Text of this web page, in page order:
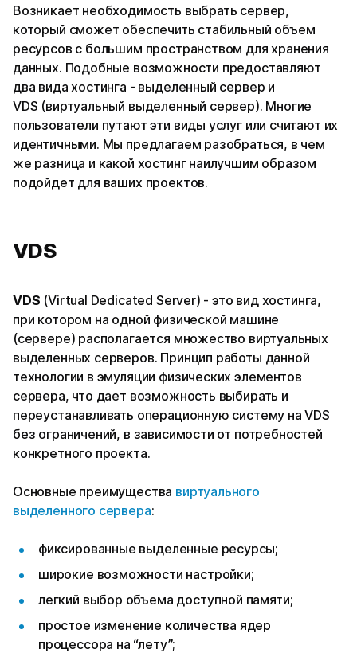
Возникает необходимость выбрать сервер,
который сможет обеспечить стабильный объем
ресурсов с большим пространством для хранения
данных. Подобные возможности предоставляют
два вида хостинга - выделенный сервер и
VDS (виртуальный выделенный сервер). Многие
пользователи путают эти виды услуг или считают их
идентичными. Мы предлагаем разобраться, в чем
же разница и какой хостинг наилучшим образом
подойдет для ваших проектов.
VDS
VDS (Virtual Dedicated Server) - это вид хостинга,
при котором на одной физической машине
(сервере) располагается множество виртуальных
выделенных серверов. Принцип работы данной
технологии в эмуляции физических элементов
сервера, что дает возможность выбирать и
переустанавливать операционную систему на VDS
без ограничений, в зависимости от потребностей
конкретного проекта.
Основные преимущества виртуального
выделенного сервера:
фиксированные выделенные ресурсы;
широкие возможности настройки;
легкий выбор объема доступной памяти;
простое изменение количества ядер
процессора на “лету”;